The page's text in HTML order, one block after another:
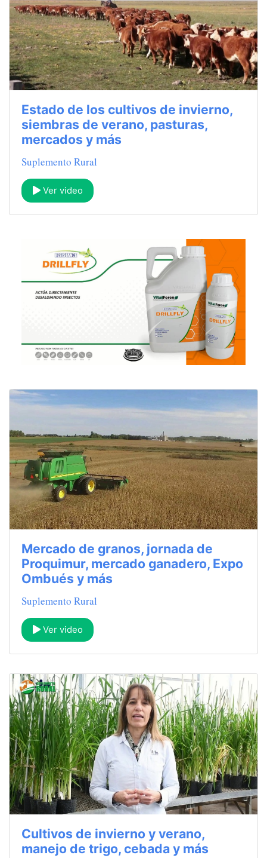
Estado de los cultivos de invierno,
siembras de verano, pasturas,
mercados y más
Suplemento Rural
Ver video
Mercado de granos, jornada de
Proquimur, mercado ganadero, Expo
Ombués y más
Suplemento Rural
Ver video
Cultivos de invierno y verano,
manejo de trigo, cebada y más